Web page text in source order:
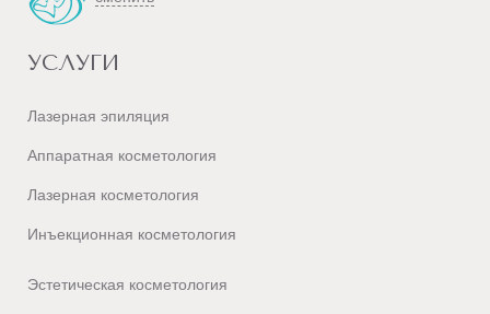
УСЛУГИ
Лазерная эпиляция
Аппаратная косметология
Лазерная косметология
Инъекционная косметология
Эстетическая косметология